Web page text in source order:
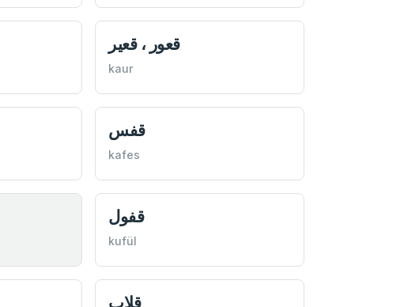
قعور ، قعير
kaur
قفس
kafes
قفول
kufül
قلاب